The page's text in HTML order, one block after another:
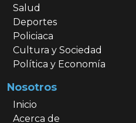
Salud
Deportes
Policiaca
Cultura y Sociedad
Política y Economía
Nosotros
Inicio
Acerca de